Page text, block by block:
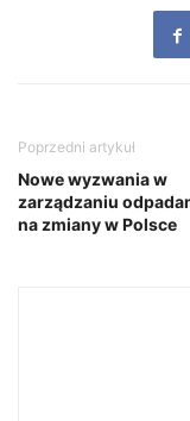
Poprzedni artykuł
Nowe wyzwania w
zarządzaniu
na zmiany w Polsce